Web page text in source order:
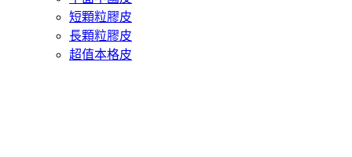
短顆粒膠皮
長顆粒膠皮
超值本格皮